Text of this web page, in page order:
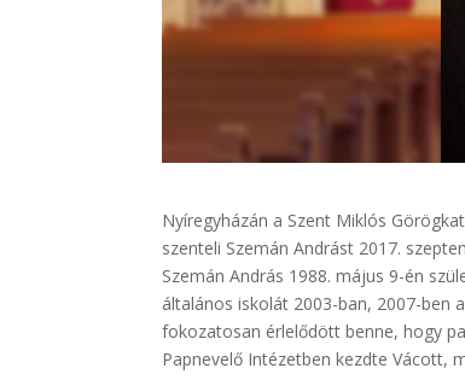
Nyíregyházán a Szent Miklós
szenteli Szemán Andrást 2017.
Szemán András 1988. május 9-én
általános iskolát 2003-ban, 2007-ben
fokozatosan érlelődött benne, hogy
Papnevelő Intézetben kezdte Vácott,